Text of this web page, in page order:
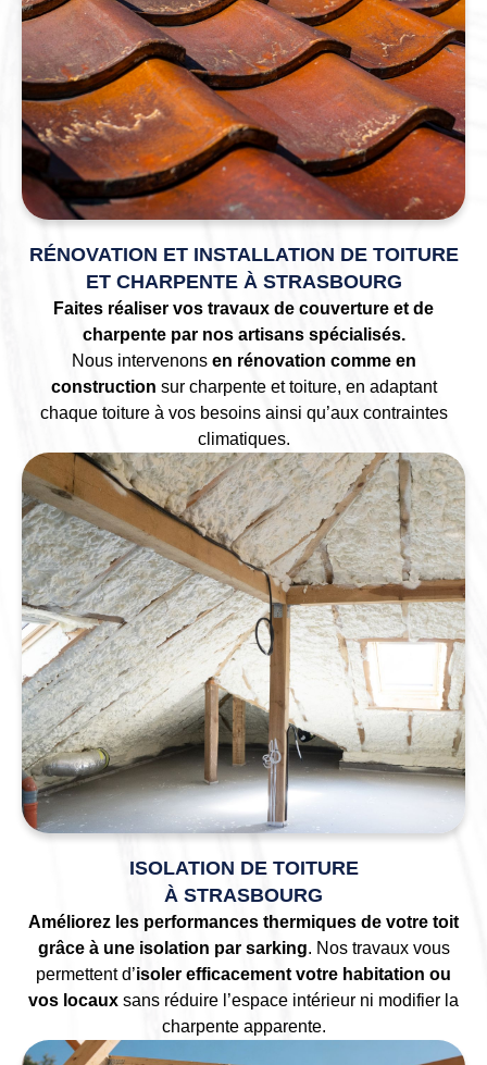
RÉNOVATION ET INSTALLATION DE TOITURE
ET CHARPENTE À STRASBOURG
Faites réaliser vos travaux de couverture et de
charpente par nos artisans spécialisés.
Nous intervenons en rénovation comme en
construction sur charpente et toiture, en adaptant
chaque toiture à vos besoins ainsi qu’aux contraintes
climatiques.
ISOLATION DE TOITURE
À STRASBOURG
Améliorez les performances thermiques de votre toit
grâce à une isolation par sarking. Nos travaux vous
permettent d’isoler efficacement votre habitation ou
vos locaux sans réduire l’espace intérieur ni modifier la
charpente apparente.